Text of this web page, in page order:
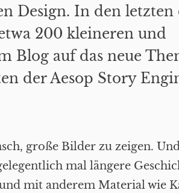
Design. In den
200 kleineren und
Blog auf das neue
der Aesop Story
große Bilder zu zeigen.
mal längere
mit anderem Material wie